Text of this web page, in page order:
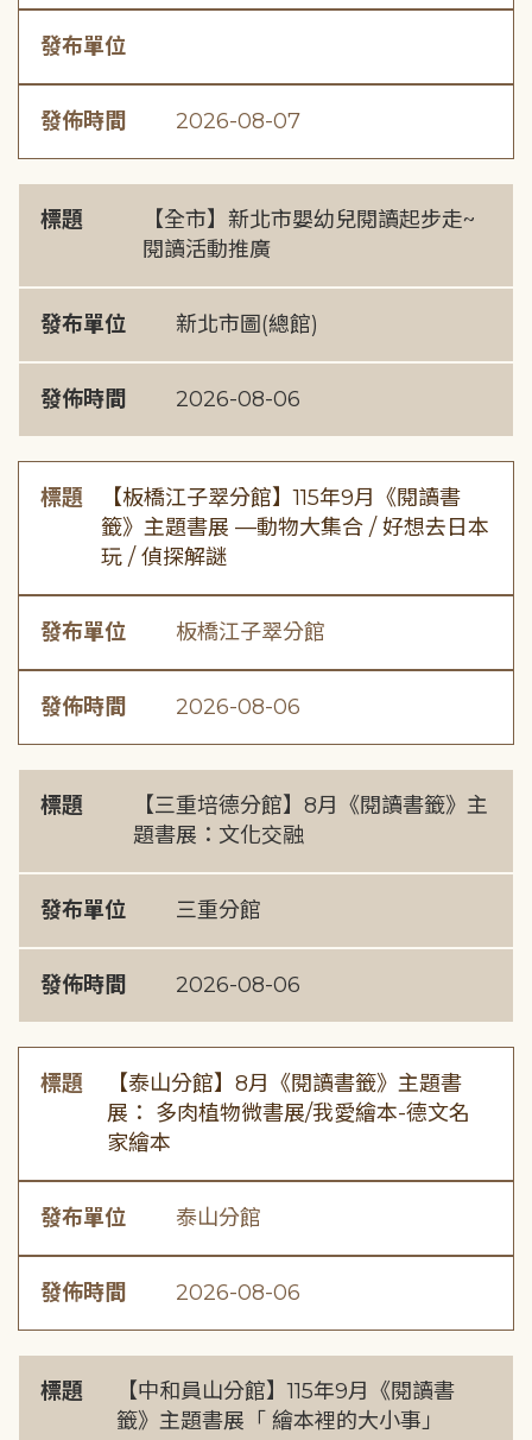
發布單位
發佈時間 2026-08-07
標題
【全市】新北市嬰幼兒閱讀起步走~
閱讀活動推廣
發布單位 新北市圖(總館)
發佈時間 2026-08-06
標題
【板橋江子翠分館】115年9月《閱讀書
籤》主題書展 —動物大集合 / 好想去日本
玩 / 偵探解謎
發布單位 板橋江子翠分館
發佈時間 2026-08-06
標題
【三重培德分館】8月《閱讀書籤》主
題書展：文化交融
發布單位 三重分館
發佈時間 2026-08-06
標題
【泰山分館】8月《閱讀書籤》主題書
展： 多肉植物微書展/我愛繪本-德文名
家繪本
發布單位 泰山分館
發佈時間 2026-08-06
標題
【中和員山分館】115年9月《閱讀書
籤》主題書展「 繪本裡的大小事」